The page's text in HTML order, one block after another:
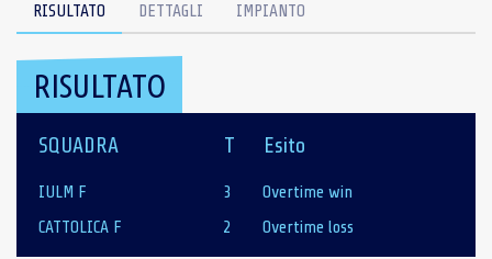
RISULTATO DETTAGLI IMPIANTO
RISULTATO
SQUADRA T Esito
IULM F 3
Overtime win
CATTOLICA F
2 Overtime loss